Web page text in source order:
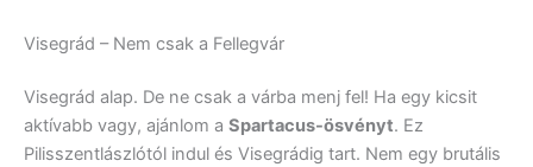
Visegrád – Nem csak a Fellegvár
Visegrád alap. De ne csak a várba menj fel! Ha egy kicsit
aktívabb vagy, ajánlom a Spartacus-ösvényt. Ez
Pilisszentlászlótól indul és Visegrádig tart. Nem egy brutális